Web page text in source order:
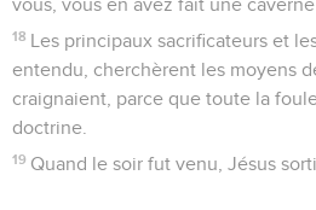
vous, vous en avez fait une
18 Les principaux sacrificateurs et
entendu, cherchèrent les moyens
craignaient, parce que toute la
doctrine.
19 Quand le soir fut venu, Jésus